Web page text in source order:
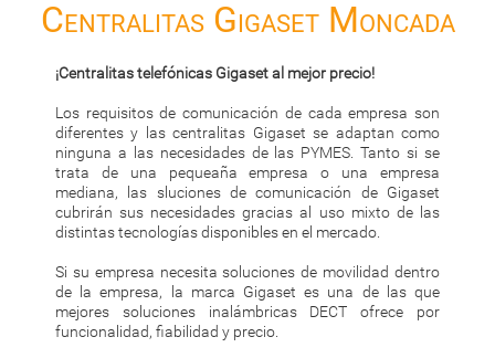
Centralitas Gigaset Moncada
¡Centralitas telefónicas Gigaset al mejor precio!
Los requisitos de comunicación de cada empresa son
diferentes y las centralitas Gigaset se adaptan como
ninguna a las necesidades de las PYMES. Tanto si se
trata de una pequeaña empresa o una empresa
mediana, las sluciones de comunicación de Gigaset
cubrirán sus necesidades gracias al uso mixto de las
distintas tecnologías disponibles en el mercado.
Si su empresa necesita soluciones de movilidad dentro
de la empresa, la marca Gigaset es una de las que
mejores soluciones inalámbricas DECT ofrece por
funcionalidad, fiabilidad y precio.